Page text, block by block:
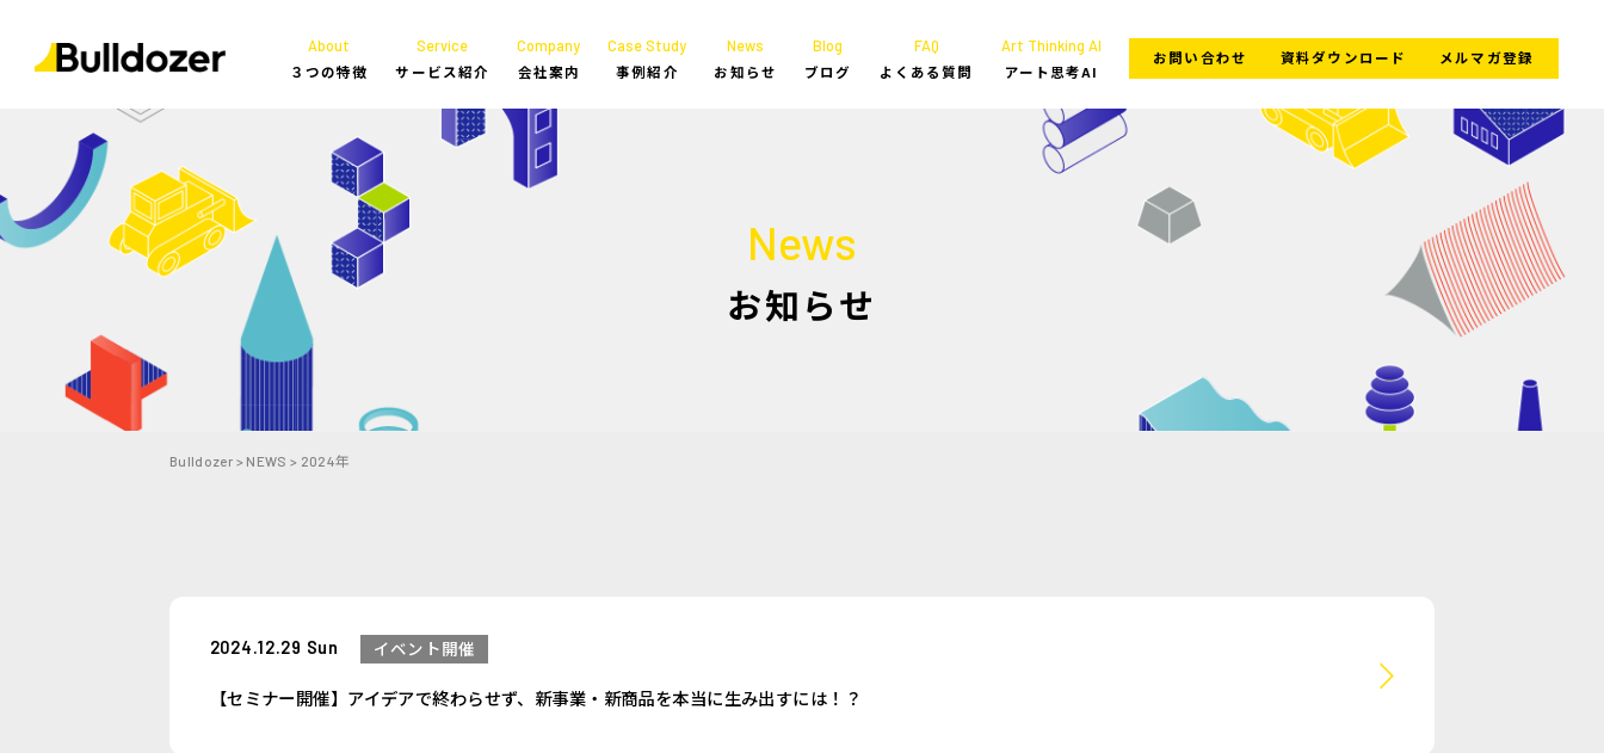
About
３つの特徴
Service
サービス紹介
Company
会社案内
Case Study
事例紹介
News
お知らせ
Blog
ブログ
FAQ
よくある質問
Art Thinking AI
アート思考AI
お問い合わせ 資料ダウンロード メルマガ登録
News
お知らせ
Bulldozer > NEWS > 2024年
2024.12.29 Sun イベント開催
【セミナー開催】アイデアで終わらせず、新事業・新商品を本当に生み出すには！？